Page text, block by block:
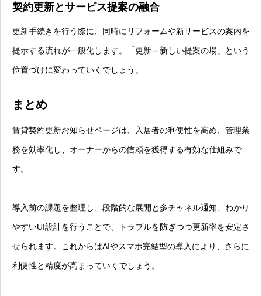
契約更新とサービス提案の融合
更新手続きを行う際に、同時にリフォームや新サービスの案内を
提示する流れが一般化します。「更新＝新しい提案の場」という
位置づけに変わっていくでしょう。
まとめ
賃貸契約更新お知らせページは、入居者の利便性を高め、管理業
務を効率化し、オーナーからの信頼を獲得する有効な仕組みで
す。
導入前の課題を整理し、段階的な展開と多チャネル通知、わかり
やすいUI設計を行うことで、トラブルを防ぎつつ更新率を安定さ
せられます。これからはAIやスマホ完結型の導入により、さらに
利便性と精度が高まっていくでしょう。